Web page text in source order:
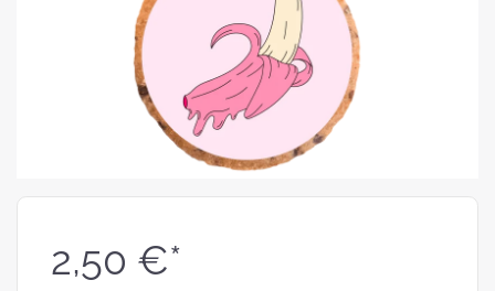
2,50 €*